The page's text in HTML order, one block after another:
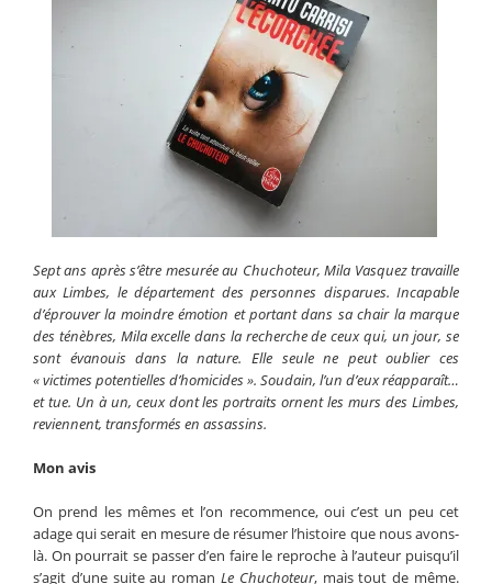
Sept ans après s’être mesurée au Chuchoteur, Mila Vasquez travaille
aux Limbes, le département des personnes disparues. Incapable
d’éprouver la moindre émotion et portant dans sa chair la marque
des ténèbres, Mila excelle dans la recherche de ceux qui, un jour, se
sont évanouis dans la nature. Elle seule ne peut oublier ces
« victimes potentielles d’homicides ». Soudain, l’un d’eux réapparaît…
et tue. Un à un, ceux dont les portraits ornent les murs des Limbes,
reviennent, transformés en assassins.
Mon avis
On prend les mêmes et l’on recommence, oui c’est un peu cet
adage qui serait en mesure de résumer l’histoire que nous avons-
là. On pourrait se passer d’en faire le reproche à l’auteur puisqu’il
s’agit d’une suite au roman Le Chuchoteur, mais tout de même.